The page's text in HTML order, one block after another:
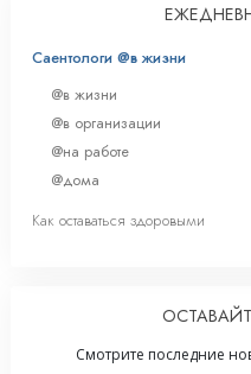
Саентологи @в жизни
@в жизни
@в организации
@на работе
@дома
Как оставаться здоровыми
Смотрите последние